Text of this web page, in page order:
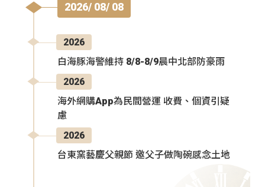
2026/ 08/ 08
2026
白海豚海警維持 8/8-8/9晨中北部防豪雨
2026
海外網購App為民間營運 收費、個資引疑
慮
2026
台東窯藝慶父親節 邀父子做陶碗感念土地